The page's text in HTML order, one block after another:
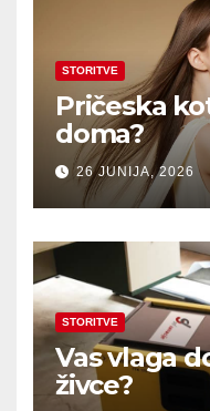
STORITVE
Pričeska
doma?
26 JUNIJA, 2026
STORITVE
Vas vlaga
živce?